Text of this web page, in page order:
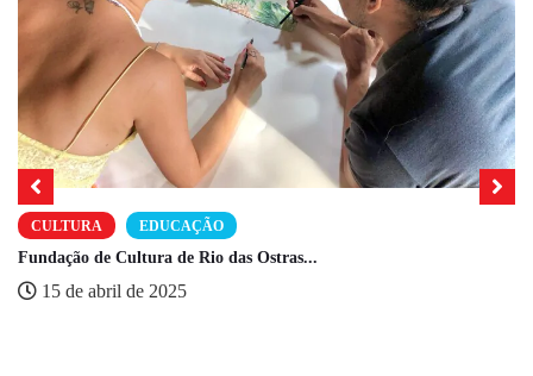
CULTURA EDUCAÇÃO
Fundação de Cultura de Rio das Ostras...
15 de abril de 2025